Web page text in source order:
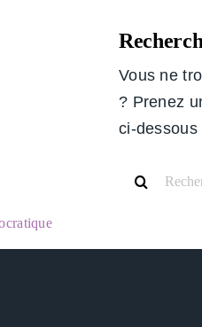
Vous ne
? Prenez
ci-dessous
Rechercher: